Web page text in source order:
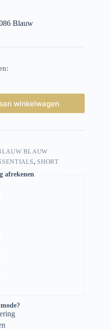
Blauw
winkelwagen
BLAUW
, SHORT
afrekenen